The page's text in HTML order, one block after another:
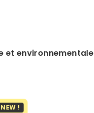
et environnementale
NEW !